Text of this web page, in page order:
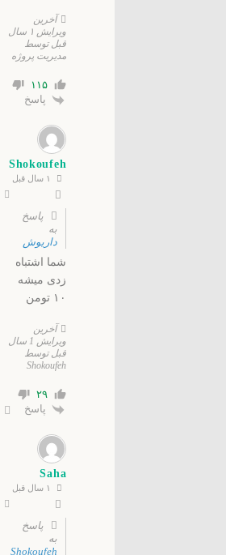
آخرین
ویرایش ۱ سال
قبل توسط
مدیریت پروژه
۱۱۵
پاسخ
Shokoufeh
پاسخ
به
داریوش
شما اشتباه
زدی میشه
۱۰ تومن
آخرین
ویرایش 1 سال
قبل توسط
Shokoufeh
۲۹
پاسخ
Saha
پاسخ
به
Shokoufeh